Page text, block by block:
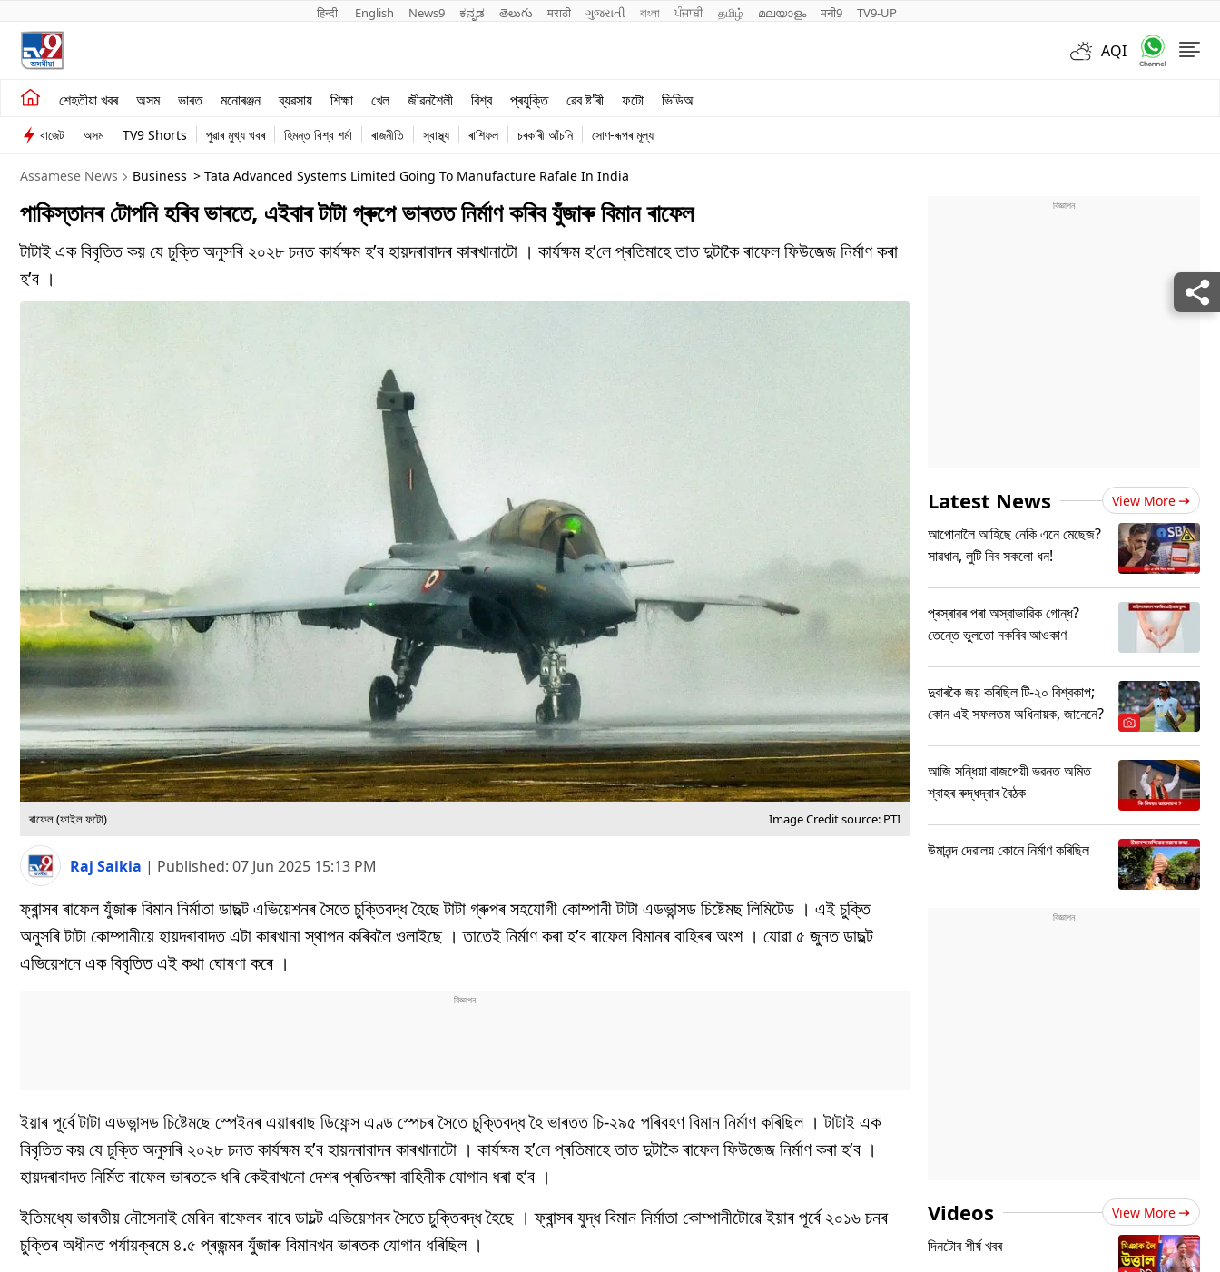
हिन्दी English News9 ಕನ್ನಡ తెలుగు मराठी ગુજરાતી বাংলা ਪੰਜਾਬੀ தமிழ் മലയാളം मनी9 TV9-UP
AQI
শেহতীয়া খবৰ অসম ভাৰত মনোৰঞ্জন ব্যৱসায় শিক্ষা খেল জীৱনশৈলী বিশ্ব প্ৰযুক্তি ৱেব ষ্ট'ৰী ফটো ভিডিঅ
শেহতীয়া খবৰ
অসম
ভাৰত
ব্যৱসায়
খেল
জীৱনশৈলী
বাজেট অসম TV9 Shorts পুৱাৰ মুখ্য খবৰ হিমন্ত বিশ্ব শৰ্মা ৰাজনীতি স্বাস্থ্য ৰাশিফল চৰকাৰী আঁচনি সোণ-ৰূপৰ মূল্য
Assamese News Business > Tata Advanced Systems Limited Going To Manufacture Rafale In India
পাকিস্তানৰ টোপনি হৰিব ভাৰতে, এইবাৰ টাটা গ্ৰুপে ভাৰতত নিৰ্মাণ কৰিব যুঁজাৰু বিমান ৰাফেল
টাটাই এক বিবৃতিত কয় যে চুক্তি অনুসৰি ২০২৮ চনত কাৰ্যক্ষম হ’ব হায়দৰাবাদৰ কাৰখানাটো । কাৰ্যক্ষম হ’লে প্ৰতিমাহে তাত দুটাকৈ ৰাফেল ফিউজেজ নিৰ্মাণ কৰা
হ’ব ।
ৰাফেল (ফাইল ফটো) Image Credit source: PTI
Raj Saikia | Published: 07 Jun 2025 15:13 PM
ফ্ৰান্সৰ ৰাফেল যুঁজাৰু বিমান নিৰ্মাতা ডাছল্ট এভিয়েশনৰ সৈতে চুক্তিবদ্ধ হৈছে টাটা গ্ৰুপৰ সহযোগী কোম্পানী টাটা এডভান্সড চিষ্টেমছ লিমিটেড । এই চুক্তি
অনুসৰি টাটা কোম্পানীয়ে হায়দৰাবাদত এটা কাৰখানা স্থাপন কৰিবলৈ ওলাইছে । তাতেই নিৰ্মাণ কৰা হ’ব ৰাফেল বিমানৰ বাহিৰৰ অংশ । যোৱা ৫ জুনত ডাছল্ট
এভিয়েশনে এক বিবৃতিত এই কথা ঘোষণা কৰে ।
ইয়াৰ পূৰ্বে টাটা এডভান্সড চিষ্টেমছে স্পেইনৰ এয়াৰবাছ ডিফেন্স এণ্ড স্পেচৰ সৈতে চুক্তিবদ্ধ হৈ ভাৰতত চি-২৯৫ পৰিবহণ বিমান নিৰ্মাণ কৰিছিল । টাটাই এক
বিবৃতিত কয় যে চুক্তি অনুসৰি ২০২৮ চনত কাৰ্যক্ষম হ’ব হায়দৰাবাদৰ কাৰখানাটো । কাৰ্যক্ষম হ’লে প্ৰতিমাহে তাত দুটাকৈ ৰাফেল ফিউজেজ নিৰ্মাণ কৰা হ’ব ।
হায়দৰাবাদত নিৰ্মিত ৰাফেল ভাৰতকে ধৰি কেইবাখনো দেশৰ প্ৰতিৰক্ষা বাহিনীক যোগান ধৰা হ’ব ।
ইতিমধ্যে ভাৰতীয় নৌসেনাই মেৰিন ৰাফেলৰ বাবে ডাচল্ট এভিয়েশনৰ সৈতে চুক্তিবদ্ধ হৈছে । ফ্ৰান্সৰ যুদ্ধ বিমান নিৰ্মাতা কোম্পানীটোৱে ইয়াৰ পূৰ্বে ২০১৬ চনৰ
চুক্তিৰ অধীনত পৰ্যায়ক্ৰমে ৪.৫ প্ৰজন্মৰ যুঁজাৰু বিমানখন ভাৰতক যোগান ধৰিছিল ।
Latest News View More
আপোনালৈ আহিছে নেকি এনে মেছেজ?
সাৱধান, লুটি নিব সকলো ধন!
প্ৰস্ৰাৱৰ পৰা অস্বাভাৱিক গোন্ধ?
তেন্তে ভুলতো নকৰিব আওকাণ
দুবাৰকৈ জয় কৰিছিল টি-২০ বিশ্বকাপ;
কোন এই সফলতম অধিনায়ক, জানেনে?
আজি সন্ধিয়া বাজপেয়ী ভৱনত অমিত
শ্বাহৰ ৰুদ্ধদ্বাৰ বৈঠক
উমানন্দ দেৱালয় কোনে নিৰ্মাণ কৰিছিল
Videos View More
দিনটোৰ শীৰ্ষ খবৰ